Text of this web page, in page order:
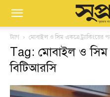
ট্যাগ মোবাইল ও সিম একত্রে ট্র্যাকিংয়ের
Tag: মোবাইল ও সিম
বিটিআরসি